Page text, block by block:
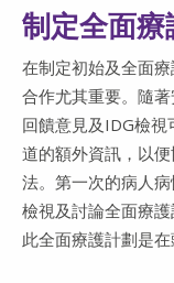
制定全面
在制定初始及全面
合作尤其重要。隨
回饋意見及IDG檢
道的額外資訊，以
法。第一次的病人
檢視及討論全面療
此全面療護計劃是在